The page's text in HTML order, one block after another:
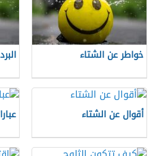
خواطر عن الشتاء
أقوال عن الشتاء